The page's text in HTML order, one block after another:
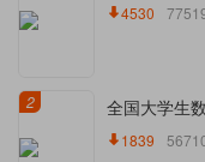
4530
2 全国大学生
1839